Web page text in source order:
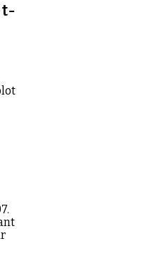
t-